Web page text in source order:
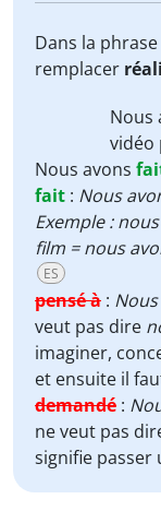
Dans la
remplacer
Nous
vidéo
Nous avons
fait : Nous
Exemple :
film = nous
ES
pensé à :
veut pas dire
imaginer,
et ensuite il
demandé :
ne veut pas
signifie passer